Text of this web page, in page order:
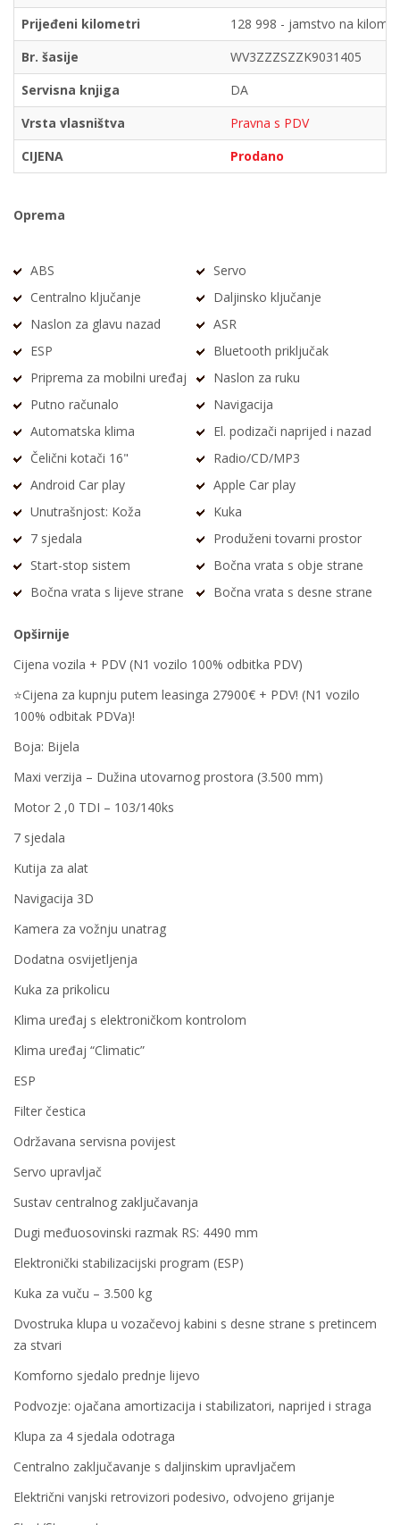
Prijeđeni kilometri
128 998 - jamstvo na
Br. šasije
WV3ZZZSZZK9031405
Servisna knjiga
DA
Vrsta vlasništva
Pravna s PDV
CIJENA
Prodano
Oprema
ABS
Servo
Centralno ključanje
Daljinsko ključanje
Naslon za glavu nazad
ASR
ESP
Bluetooth priključak
Priprema za mobilni uređaj
Naslon za ruku
Putno računalo
Navigacija
Automatska klima
El. podizači naprijed i nazad
Čelični kotači 16"
Radio/CD/MP3
Android Car play
Apple Car play
Unutrašnjost: Koža
Kuka
7 sjedala
Produženi tovarni prostor
Start-stop sistem
Bočna vrata s obje strane
Bočna vrata s lijeve strane
Bočna vrata s desne strane
Opširnije
Cijena vozila + PDV (N1 vozilo 100% odbitka PDV)
⭐️Cijena za kupnju putem leasinga 27900€ + PDV! (N1 vozilo
100% odbitak PDVa)!
Boja: Bijela
Maxi verzija – Dužina utovarnog prostora (3.500 mm)
Motor 2 ,0 TDI – 103/140ks
7 sjedala
Kutija za alat
Navigacija 3D
Kamera za vožnju unatrag
Dodatna osvijetljenja
Kuka za prikolicu
Klima uređaj s elektroničkom kontrolom
Klima uređaj “Climatic”
ESP
Filter čestica
Održavana servisna povijest
Servo upravljač
Sustav centralnog zaključavanja
Dugi međuosovinski razmak RS: 4490 mm
Elektronički stabilizacijski program (ESP)
Kuka za vuču – 3.500 kg
Dvostruka klupa u vozačevoj kabini s desne strane s pretincem
za stvari
Komforno sjedalo prednje lijevo
Podvozje: ojačana amortizacija i stabilizatori, naprijed i straga
Klupa za 4 sjedala odotraga
Centralno zaključavanje s daljinskim upravljačem
Električni vanjski retrovizori podesivo, odvojeno grijanje